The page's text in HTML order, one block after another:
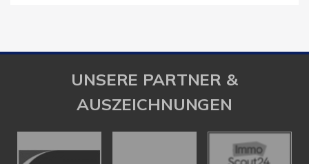
UNSERE PARTNER &
AUSZEICHNUNGEN